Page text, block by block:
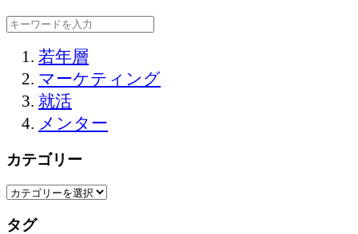
若年層
マーケティング
就活
メンター
カテゴリー
タグ